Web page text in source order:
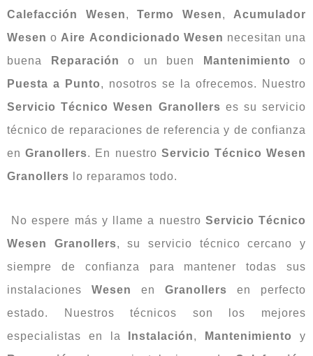
Calefacción
Wesen, Termo Wesen, Acumulador
Wesen o Aire Acondicionado Wesen necesitan una
buena
Reparación o un buen Mantenimiento o
Puesta a Punto, nosotros se la ofrecemos. Nuestro
Servicio Técnico Wesen Granollers es su servicio
técnico de reparaciones de referencia y de confianza
enGranollers. En nuestro Servicio Técnico Wesen
Granollers lo reparamos todo.
No espere más y llame a nuestro Servicio Técnico
Wesen Granollers, su servicio técnico cercano y
siempre de confianza para mantener todas sus
instalaciones Wesen en Granollers en perfecto
estado. Nuestros técnicos son los mejores
especialistas en la
Instalación, Mantenimiento
y